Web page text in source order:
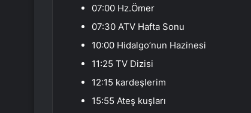
07:00 Hz.Ömer
07:30 ATV Hafta Sonu
10:00 Hidalgo’nun Hazinesi
11:25 TV Dizisi
12:15 kardeşlerim
15:55 Ateş kuşları